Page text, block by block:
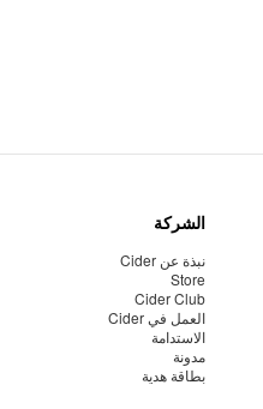
الشركة
نبذة عن Cider
Store
Cider Club
العمل في Cider
الاستدامة
مدونة
بطاقة هدية